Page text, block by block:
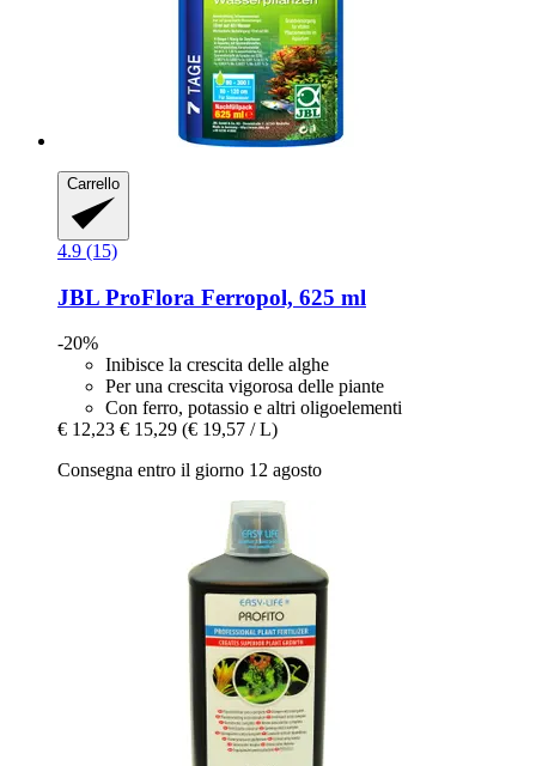
Carrello
4.9 (15)
JBL ProFlora Ferropol, 625 ml
-20%
Inibisce la crescita delle alghe
Per una crescita vigorosa delle piante
Con ferro, potassio e altri oligoelementi
€ 12,23 € 15,29 (€ 19,57 / L)
Consegna entro il giorno 12 agosto